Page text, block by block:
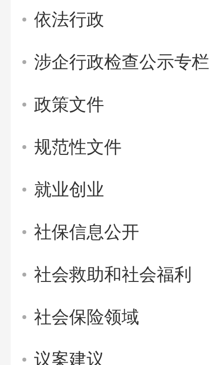
依法行政
涉企行政检查公示专栏
政策文件
规范性文件
就业创业
社保信息公开
社会救助和社会福利
社会保险领域
议案建议